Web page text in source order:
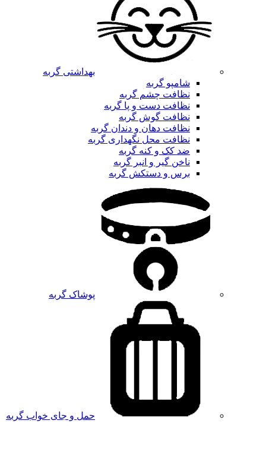
بهداشتی گربه
شامپو گربه
نظافت چشم گربه
نظافت دست و پا گربه
نظافت گوش گربه
نظافت دهان و دندان گربه
نظافت محل نگهداری گربه
ضد کک و کنه گربه
ناخن گیر و انبر گربه
برس و دستکش گربه
پوشاک گربه
حمل و جای خواب گربه